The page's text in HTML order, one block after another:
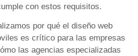
con estos requisitos.
por qué el diseño web
es crítico para las empresas
las agencias especializadas